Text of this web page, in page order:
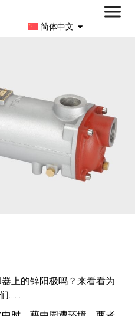
简体中文
上的锌阳极吗？来看看为
……